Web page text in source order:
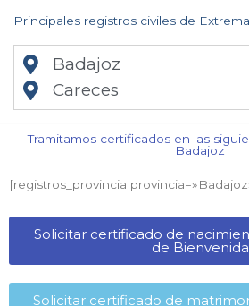
Principales registros civiles de
Badajoz
Careces
Tramitamos certificados en las
Badajoz​
[registros_provincia
Solicitar certificado de
de Bienvenida​
Solicitar certificado de